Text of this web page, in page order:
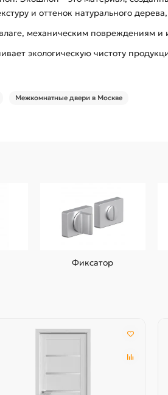
и оттенок натурального
механическим повреждениям и
экологическую чистоту
Межкомнатные двери в Москве
Фиксатор